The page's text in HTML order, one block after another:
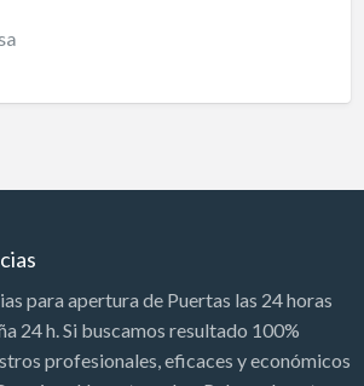
para apertura de Puertas las 24 horas
24 h. Si buscamos resultado 100%
profesionales, eficaces y económicos